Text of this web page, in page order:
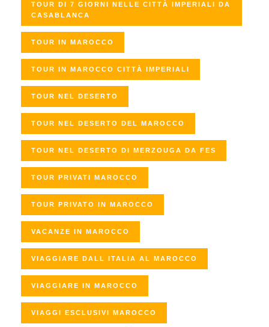
TOUR DI 7 GIORNI NELLE CITTÀ IMPERIALI DA
CASABLANCA
TOUR IN MAROCCO
TOUR IN MAROCCO CITTÀ IMPERIALI
TOUR NEL DESERTO
TOUR NEL DESERTO DEL MAROCCO
TOUR NEL DESERTO DI MERZOUGA DA FES
TOUR PRIVATI MAROCCO
TOUR PRIVATO IN MAROCCO
VACANZE IN MAROCCO
VIAGGIARE DALL ITALIA AL MAROCCO
VIAGGIARE IN MAROCCO
VIAGGI ESCLUSIVI MAROCCO